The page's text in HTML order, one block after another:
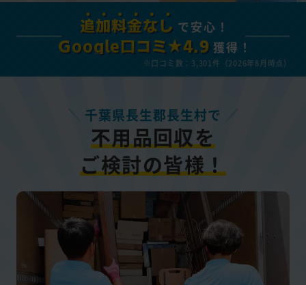
追加料金なし で安心！
Google口コミ★4.9 獲得！
※口コミ数：3,301件（2026年8月時点）
千葉県長生郡長生村で
不用品回収を
ご検討の皆様！